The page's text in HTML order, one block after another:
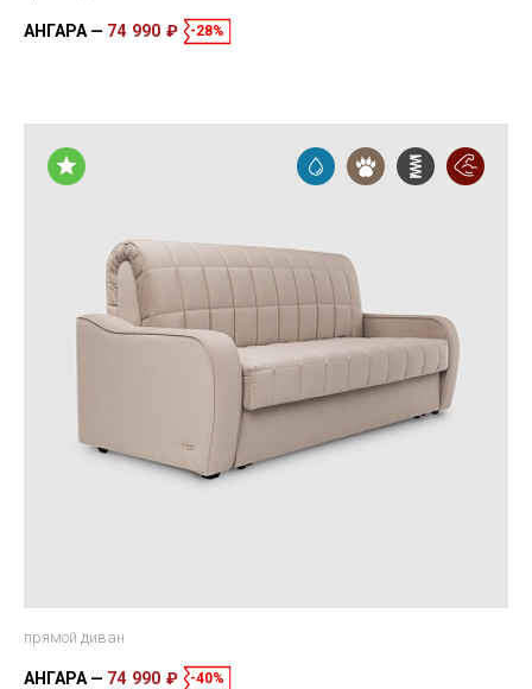
АНГАРА 74 990 ₽ -28%
прямой диван
АНГАРА 74 990 ₽ -40%